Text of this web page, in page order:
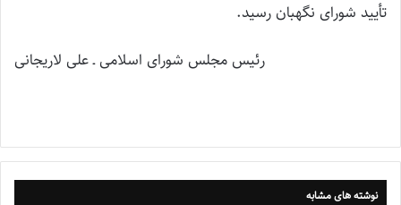
تأیید شورای نگهبان رسید.
رئیس مجلس شورای اسلامی ـ علی لاریجانی
نوشته های مشابه